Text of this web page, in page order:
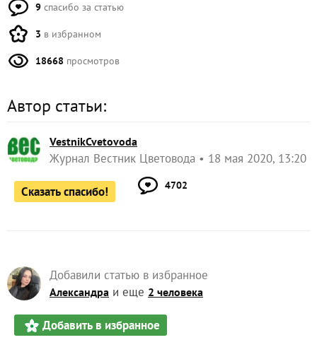
9 спасибо за статью
3 в избранном
18668 просмотров
Автор статьи:
VestnikCvetovoda
Журнал Вестник Цветовода 18 мая 2020, 13:20
Сказать спасибо! 4702
Добавили статью в избранное
Александра и еще 2 человека
Добавить в избранное